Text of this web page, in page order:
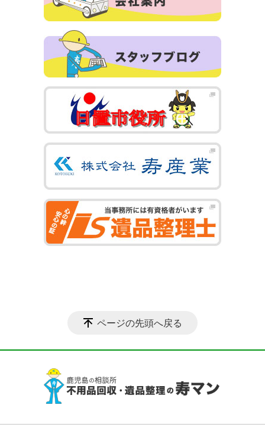
ページの先頭へ戻る